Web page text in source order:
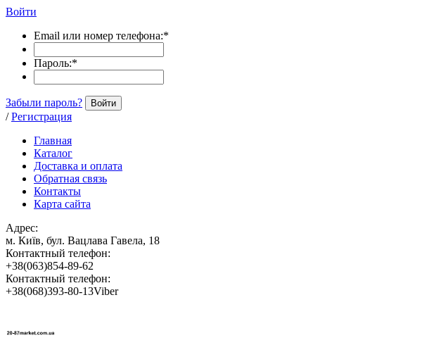
Войти
Email или номер телефона:*
Пароль:*
Забыли пароль? Войти
/ Регистрация
Главная
Каталог
Доставка и оплата
Обратная связь
Контакты
Карта сайта
Адрес:
м. Київ, бул. Вацлава Гавела, 18
Контактный телефон:
+38(063)854-89-62
Контактный телефон:
+38(068)393-80-13Viber